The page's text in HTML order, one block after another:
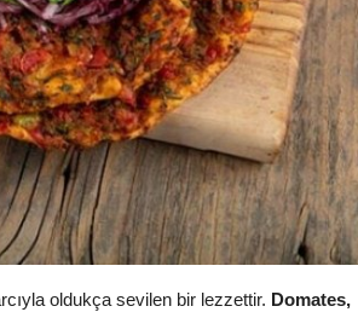
oldukça sevilen bir lezzettir. Domates,